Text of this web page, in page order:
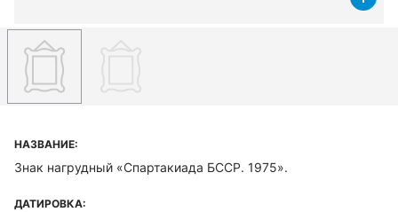
НАЗВАНИЕ:
Знак нагрудный «Спартакиада БССР. 1975».
ДАТИРОВКА: